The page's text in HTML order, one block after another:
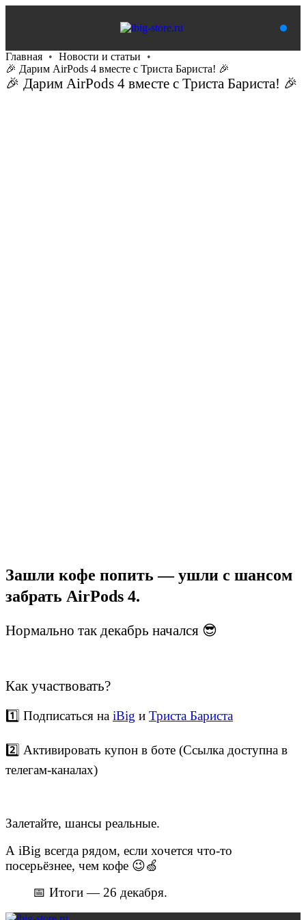
Главная
Новости и статьи
🎉 Дарим AirPods 4 вместе с Триста Бариста! 🎉
🎉 Дарим AirPods 4 вместе с Триста Бариста! 🎉
Зашли кофе попить — ушли с шансом
забрать AirPods 4.
Нормально так декабрь начался 😎
Как участвовать?
1️⃣ Подписаться на iBig и Триста Бариста
2️⃣ Активировать купон в боте (Ссылка доступна в
телегам-каналах)
Залетайте, шансы реальные.
А iBig всегда рядом, если хочется что-то
посерьёзнее, чем кофе 😉🍏
📅 Итоги — 26 декабря.